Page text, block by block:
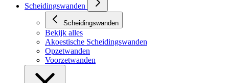
Scheidingswanden
Scheidingswanden
Bekijk alles
Akoestische Scheidingswanden
Opzetwanden
Voorzetwanden